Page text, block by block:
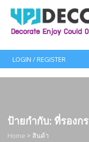
content
LOGIN / REGISTER
ป้ายกำกับ: ที่รองก
Home > สินค้า